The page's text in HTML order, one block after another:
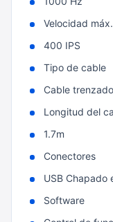
Velocidad máx.
400 IPS
Tipo de cable
Cable
Longitud del
1.7m
Conectores
USB Chapado
Software